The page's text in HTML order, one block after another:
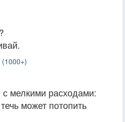
(1000+)
мелкими расходами:
может потопить